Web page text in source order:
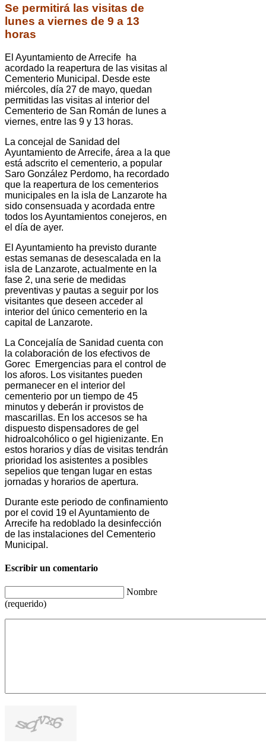
Se permitirá las visitas de
lunes a viernes de 9 a 13
horas
El Ayuntamiento de Arrecife ha
acordado la reapertura de las visitas al
Cementerio Municipal. Desde este
miércoles, día 27 de mayo, quedan
permitidas las visitas al interior del
Cementerio de San Román de lunes a
viernes, entre las 9 y 13 horas.
La concejal de Sanidad del
Ayuntamiento de Arrecife, área a la que
está adscrito el cementerio, a popular
Saro González Perdomo, ha recordado
que la reapertura de los cementerios
municipales en la isla de Lanzarote ha
sido consensuada y acordada entre
todos los Ayuntamientos conejeros, en
el día de ayer.
El Ayuntamiento ha previsto durante
estas semanas de desescalada en la
isla de Lanzarote, actualmente en la
fase 2, una serie de medidas
preventivas y pautas a seguir por los
visitantes que deseen acceder al
interior del único cementerio en la
capital de Lanzarote.
La Concejalía de Sanidad cuenta con
la colaboración de los efectivos de
Gorec Emergencias para el control de
los aforos. Los visitantes pueden
permanecer en el interior del
cementerio por un tiempo de 45
minutos y deberán ir provistos de
mascarillas. En los accesos se ha
dispuesto dispensadores de gel
hidroalcohólico o gel higienizante. En
estos horarios y días de visitas tendrán
prioridad los asistentes a posibles
sepelios que tengan lugar en estas
jornadas y horarios de apertura.
Durante este periodo de confinamiento
por el covid 19 el Ayuntamiento de
Arrecife ha redoblado la desinfección
de las instalaciones del Cementerio
Municipal.
Escribir un comentario
Nombre
(requerido)